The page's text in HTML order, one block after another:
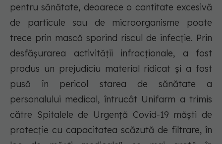
pentru sănătate, deoarece o cantitate excesivă
de particule sau de microorganisme poate
trece prin mască sporind riscul de infecţie. Prin
desfăşurarea activităţii infracţionale, a fost
produs un prejudiciu material ridicat şi a fost
pusă în pericol starea de sănătate a
personalului medical, întrucât Unifarm a trimis
către Spitalele de Urgenţă Covid-19 măşti de
protecţie cu capacitatea scăzută de filtrare, în